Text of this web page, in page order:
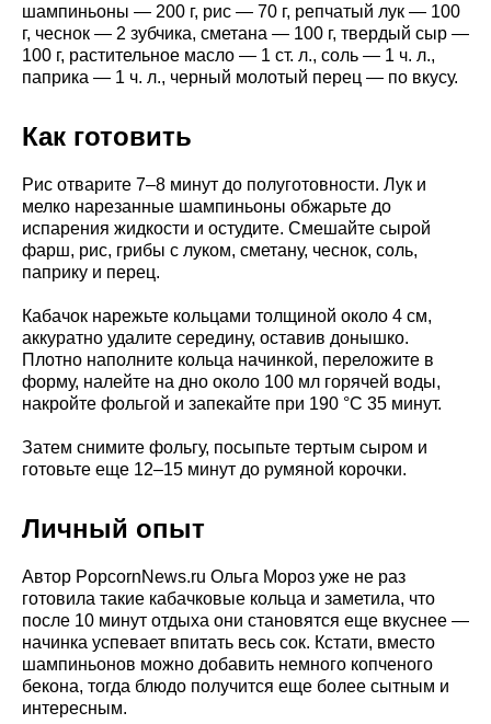
шампиньоны — 200 г, рис — 70 г, репчатый лук — 100
г, чеснок — 2 зубчика, сметана — 100 г, твердый сыр —
100 г, растительное масло — 1 ст. л., соль — 1 ч. л.,
паприка — 1 ч. л., черный молотый перец — по вкусу.
Как готовить
Рис отварите 7–8 минут до полуготовности. Лук и
мелко нарезанные шампиньоны обжарьте до
испарения жидкости и остудите. Смешайте сырой
фарш, рис, грибы с луком, сметану, чеснок, соль,
паприку и перец.
Кабачок нарежьте кольцами толщиной около 4 см,
аккуратно удалите середину, оставив донышко.
Плотно наполните кольца начинкой, переложите в
форму, налейте на дно около 100 мл горячей воды,
накройте фольгой и запекайте при 190 °C 35 минут.
Затем снимите фольгу, посыпьте тертым сыром и
готовьте еще 12–15 минут до румяной корочки.
Личный опыт
Автор PopcornNews.ru Ольга Мороз уже не раз
готовила такие кабачковые кольца и заметила, что
после 10 минут отдыха они становятся еще вкуснее —
начинка успевает впитать весь сок. Кстати, вместо
шампиньонов можно добавить немного копченого
бекона, тогда блюдо получится еще более сытным и
интересным.